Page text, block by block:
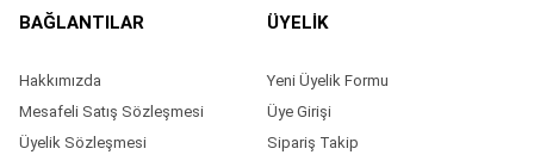
BAĞLANTILAR
Hakkımızda
Mesafeli Satış Sözleşmesi
Üyelik Sözleşmesi
ÜYELİK
Yeni Üyelik Formu
Üye Girişi
Sipariş Takip